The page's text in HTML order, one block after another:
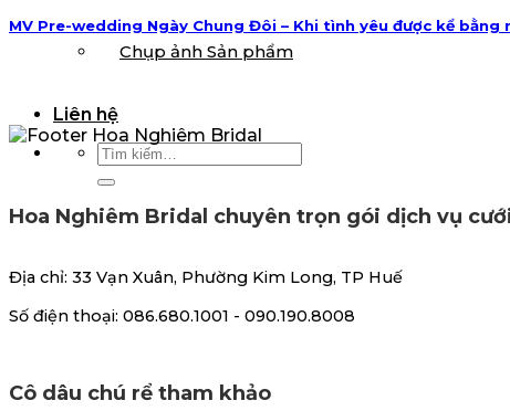
Chụp ảnh Sản phẩm
Liên hệ
Tìm
kiếm:
MV Pre-wedding Ngày Chung Đôi – Khi tình yêu được kể bằng
Hoa Nghiêm Bridal chuyên trọn gói dịch vụ
Địa chỉ: 33 Vạn Xuân, Phường Kim Long, TP Huế
Số điện thoại: 086.680.1001 - 090.190.8008
Cô dâu chú rể tham khảo